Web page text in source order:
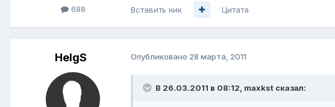
688 Вставить ник Цитата
HelgS Опубликовано 28 марта, 2011
В 26.03.2011 в 08:12, maxkst сказал: